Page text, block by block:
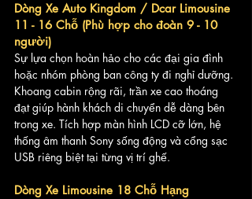
Dòng Xe Auto Kingdom / Dcar Limousine
11 - 16 Chỗ (Phù hợp cho đoàn 9 - 10
người)
Sự lựa chọn hoàn hảo cho các đại gia đình
hoặc nhóm phòng ban công ty đi nghỉ dưỡng.
Khoang cabin rộng rãi, trần xe cao thoáng
đạt giúp hành khách di chuyển dễ dàng bên
trong xe. Tích hợp màn hình LCD cỡ lớn, hệ
thống âm thanh Sony sống động và cổng sạc
USB riêng biệt tại từng vị trí ghế.
Dòng Xe Limousine 18 Chỗ Hạng